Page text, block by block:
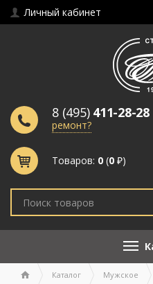
Личный кабинет
8 (495) 411-28-28
ремонт?
Товаров: 0 (0 ₽)
Каталог Мужское